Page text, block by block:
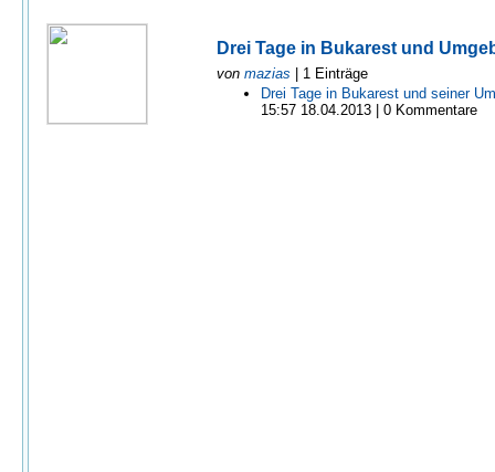
Drei Tage in Bukarest und
von mazias | 1 Einträge
Drei Tage in Bukarest und seiner
15:57 18.04.2013 | 0 Kommentare